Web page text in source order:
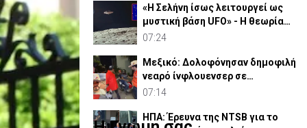
«Η Σελήνη ίσως λειτουργεί ως
μυστική βάση UFO» - Η θεωρία
Ουκρανών ερευνητών
07:24
Μεξικό: Δολοφόνησαν δημοφιλή
νεαρό ίνφλουενσερ σε
απευθείας μετάδοση
07:14
ΗΠΑ: Έρευνα της NTSB για το